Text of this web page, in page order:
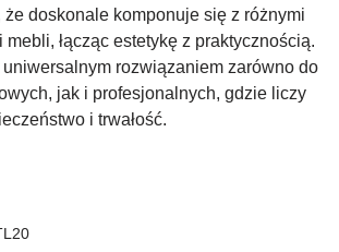
doskonale komponuje się z różnymi
łącząc estetykę z praktycznością.
rozwiązaniem zarówno do
jak i profesjonalnych, gdzie liczy
i trwałość.